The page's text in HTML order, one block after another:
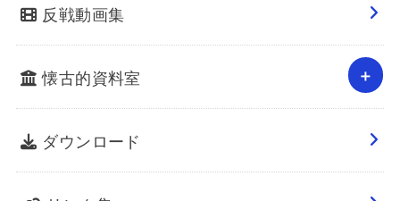
反戦動画集
懐古的資料室
ダウンロード